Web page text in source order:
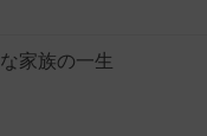
家族の一生